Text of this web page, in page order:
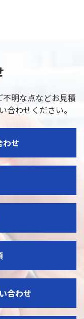
明な点などお見積
合わせください。
わせ
合わせ